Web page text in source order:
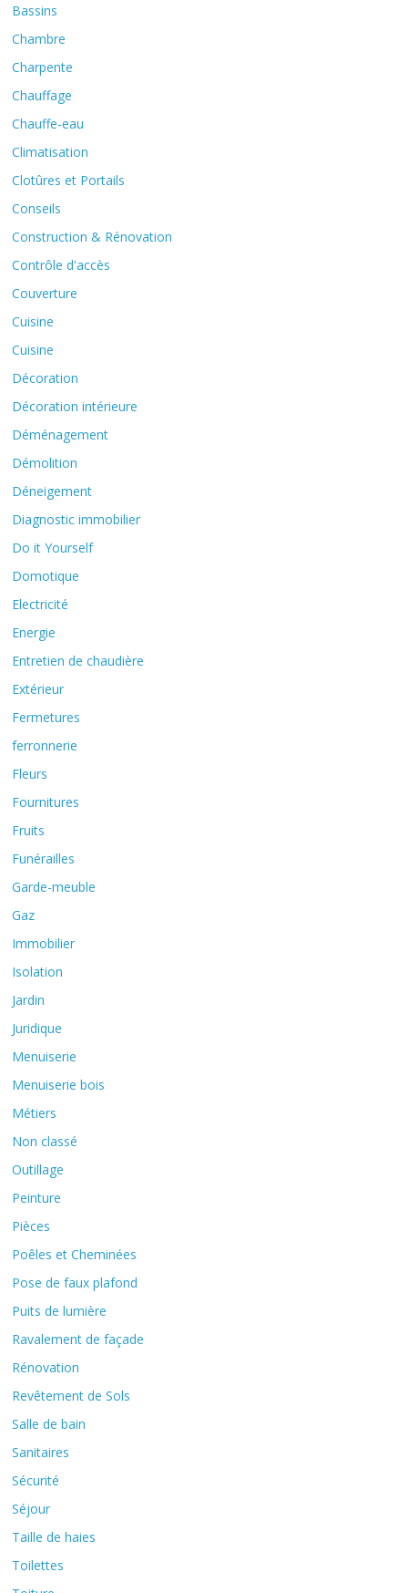
Bassins
Chambre
Charpente
Chauffage
Chauffe-eau
Climatisation
Clotûres et Portails
Conseils
Construction & Rénovation
Contrôle d'accès
Couverture
Cuisine
Cuisine
Décoration
Décoration intérieure
Déménagement
Démolition
Déneigement
Diagnostic immobilier
Do it Yourself
Domotique
Electricité
Energie
Entretien de chaudière
Extérieur
Fermetures
ferronnerie
Fleurs
Fournitures
Fruits
Funérailles
Garde-meuble
Gaz
Immobilier
Isolation
Jardin
Juridique
Menuiserie
Menuiserie bois
Métiers
Non classé
Outillage
Peinture
Pièces
Poêles et Cheminées
Pose de faux plafond
Puits de lumière
Ravalement de façade
Rénovation
Revêtement de Sols
Salle de bain
Sanitaires
Sécurité
Séjour
Taille de haies
Toilettes